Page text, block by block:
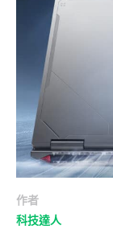
作者
科技達人